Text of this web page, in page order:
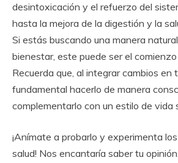
desintoxicación y el refuerzo del
hasta la mejora de la digestión y la
Si estás buscando una manera
bienestar, este puede ser el
Recuerda que, al integrar cambios en
fundamental hacerlo de manera
complementarlo con un estilo de vida
¡Anímate a probarlo y experimenta
salud! Nos encantaría saber tu